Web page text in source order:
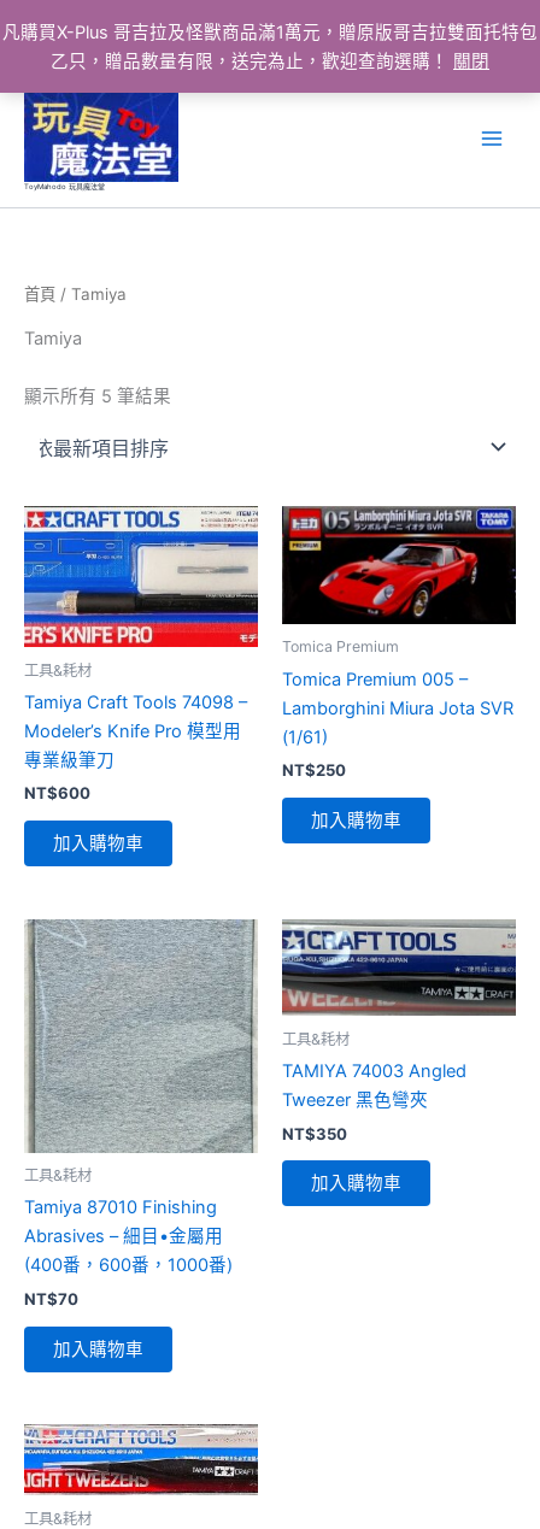
凡購買X-Plus 哥吉拉及怪獸商品滿1萬元，贈原版哥吉拉雙面托特包
乙只，贈品數量有限，送完為止，歡迎查詢選購！
關閉
ToyMahodo 玩具魔法堂
首頁 / Tamiya
Tamiya
顯示所有 5 筆結果
工具&耗材
Tamiya Craft Tools 74098 –
Modeler’s Knife Pro 模型用
專業級筆刀
NT$600
加入購物車
Tomica Premium
Tomica Premium 005 –
Lamborghini Miura Jota SVR
(1/61)
NT$250
加入購物車
工具&耗材
Tamiya 87010 Finishing
Abrasives – 細目•金屬用
(400番，600番，1000番)
NT$70
加入購物車
工具&耗材
TAMIYA 74003 Angled
Tweezer 黑色彎夾
NT$350
加入購物車
工具&耗材